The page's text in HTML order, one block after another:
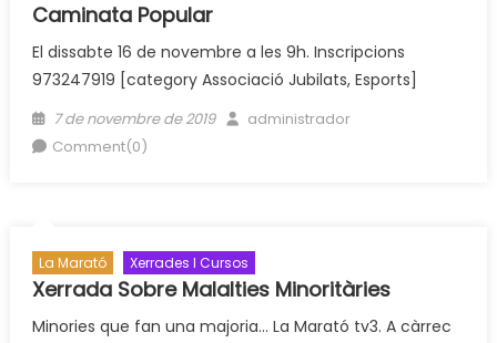
Caminata Popular
El dissabte 16 de novembre a les 9h. Inscripcions
973247919 [category Associació Jubilats, Esports]
Posted
on
7 de novembre de 2019 Author
administrador
Comment(0)
La Marató Xerrades I Cursos
Xerrada Sobre Malalties Minoritàries
Minories que fan una majoria… La Marató tv3. A càrrec